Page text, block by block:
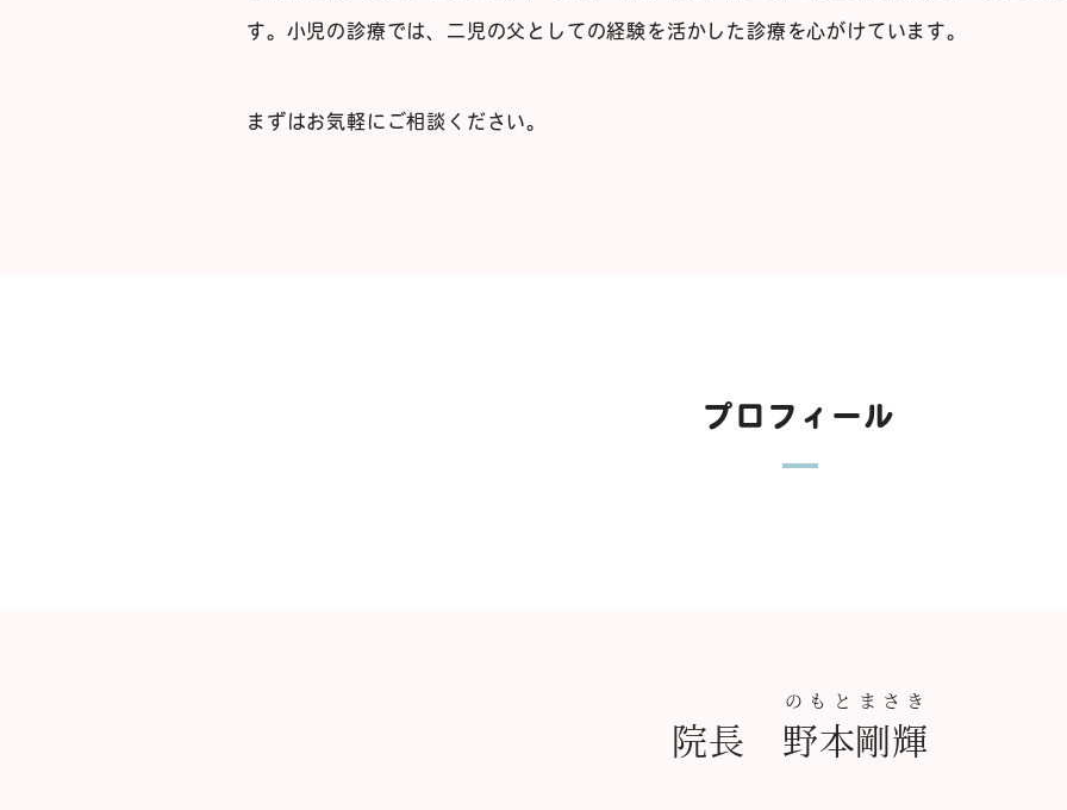
す。小児の診療では、二児の父としての経験を活かした診療を心がけています。
まずはお気軽にご相談ください。
プロフィール
院長 野本
のもと
剛輝
まさき